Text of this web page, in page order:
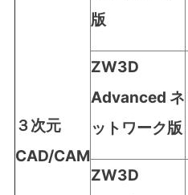
３次元
CAD/CAM
版
ZW3D
Advanced ネ
ットワーク版
ZW3D